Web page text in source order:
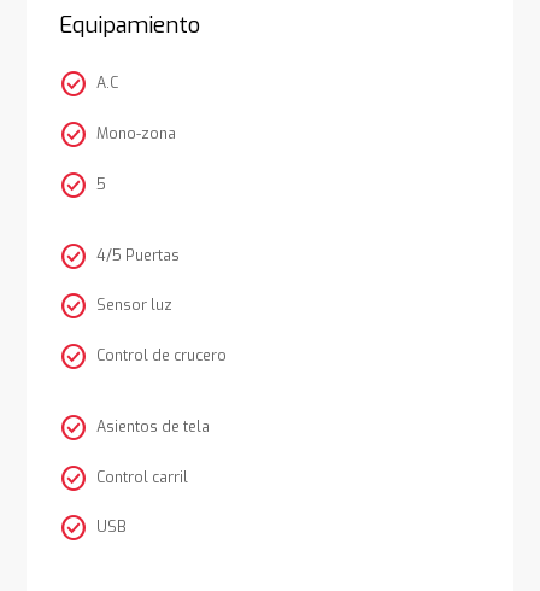
Equipamiento
check_circle A.C
check_circle Mono-zona
check_circle 5
check_circle 4/5 Puertas
check_circle Sensor luz
check_circle Control de crucero
check_circle Asientos de tela
check_circle Control carril
check_circle USB